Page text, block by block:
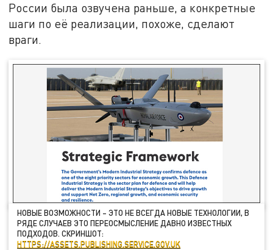
России была озвучена раньше, а конкретные
шаги по её реализации, похоже, сделают
враги.
НОВЫЕ ВОЗМОЖНОСТИ – ЭТО НЕ ВСЕГДА НОВЫЕ ТЕХНОЛОГИИ, В
РЯДЕ СЛУЧАЕВ ЭТО ПЕРЕОСМЫСЛЕНИЕ ДАВНО ИЗВЕСТНЫХ
ПОДХОДОВ. СКРИНШОТ:
HTTPS://ASSETS.PUBLISHING.SERVICE.GOV.UK